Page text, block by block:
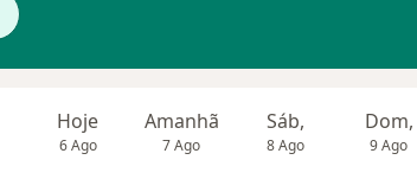
Hoje
6 Ago
Amanhã
7 Ago
Sáb,
8 Ago
Dom,
9 Ago